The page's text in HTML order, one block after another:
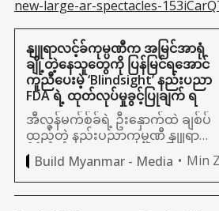
new-large-ar-spectacles-
နျူရာလင့်ခ်ကုမ္ပဏီက အမြင်အာရုံ
ချို့တဲ့နေသူတွေကို ပြန်မြင်ရအောင်
ကူညီပေးမဲ့ ‘Blindsight’ နည်းပညာ
FDA ရဲ့ ထုတ်လုပ်မှုခွင့်ပြုချက် ရ
အီလွန်မက်စ်ခ်ရဲ့ ဦးနှောက်ထဲ ချစ်ပ်
ထည့်တဲ့ နည်းပညာကုမ္ပဏီ နျူရာလ
င့်ခ်က ‘Blindsight’ ခေါ် အမြင်အာရုံ
ပြန်ရနိုင်တဲ့ နည်းပညာကို စတင်
စမ်းသပ်နေပြီး FDA ရဲ့ ထုတ်လု
Build Myanmar - Media Min Z